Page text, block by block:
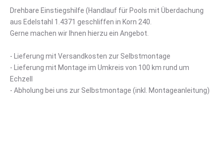
Drehbare Einstiegshilfe (Handlauf für Pools mit Überdachung
aus Edelstahl 1.4371 geschliffen in Korn 240.
Gerne machen wir Ihnen hierzu ein Angebot.
- Lieferung mit Versandkosten zur Selbstmontage
- Lieferung mit Montage im Umkreis von 100 km rund um
Echzell
- Abholung bei uns zur Selbstmontage (inkl. Montageanleitung)